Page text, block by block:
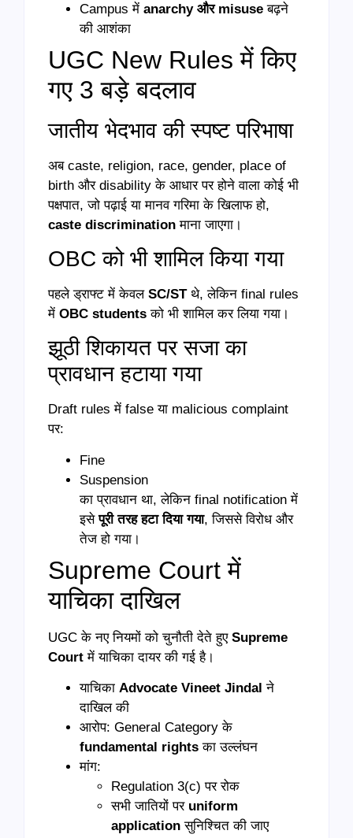
Campus में anarchy और misuse बढ़ने
की आशंका
UGC New Rules में किए
गए 3 बड़े बदलाव
जातीय भेदभाव की स्पष्ट परिभाषा
अब caste, religion, race, gender, place of
birth और disability के आधार पर होने वाला कोई भी
पक्षपात, जो पढ़ाई या मानव गरिमा के खिलाफ हो,
caste discrimination माना जाएगा।
OBC को भी शामिल किया गया
पहले ड्राफ्ट में केवल SC/STथे, लेकिन final rules
में OBC students को भी शामिल कर लिया गया।
झूठी शिकायत पर सजा का
प्रावधान हटाया गया
Draft rules में false या malicious complaint
पर:
Fine
Suspension
का प्रावधान था, लेकिन final notification में
इसेपूरी तरह हटा दिया गया, जिससे विरोध और
तेज हो गया।
Supreme Court में
याचिका दाखिल
UGC के नए नियमों को चुनौती देते हुए Supreme
Court में याचिका दायर की गई है।
याचिका Advocate Vineet Jindal ने
दाखिल की
आरोप: General Category के
fundamental rights का उल्लंघन
मांग:
Regulation 3(c) पर रोक
सभी जातियों पर uniform
application सुनिश्चित की जाए